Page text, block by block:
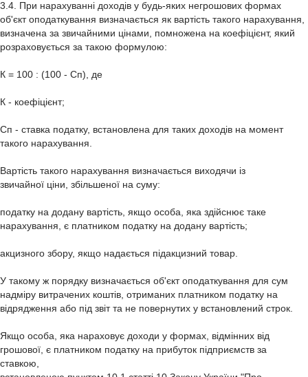
3.4. При нарахуванні доходів у будь-яких негрошових формах
об'єкт оподаткування визначається як вартість такого нарахування,
визначена за звичайними цінами, помножена на коефіцієнт, який
розраховується за такою формулою:
К = 100 : (100 - Сп), де
К - коефіцієнт;
Сп - ставка податку, встановлена для таких доходів на момент
такого нарахування.
Вартість такого нарахування визначається виходячи із
звичайної ціни, збільшеної на суму:
податку на додану вартість, якщо особа, яка здійснює таке
нарахування, є платником податку на додану вартість;
акцизного збору, якщо надається підакцизний товар.
У такому ж порядку визначається об'єкт оподаткування для сум
надміру витрачених коштів, отриманих платником податку на
відрядження або під звіт та не повернутих у встановлений строк.
Якщо особа, яка нараховує доходи у формах, відмінних від
грошової, є платником податку на прибуток підприємств за
ставкою,